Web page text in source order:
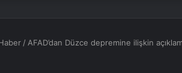
/ AFAD’dan Düzce depremine ilişkin